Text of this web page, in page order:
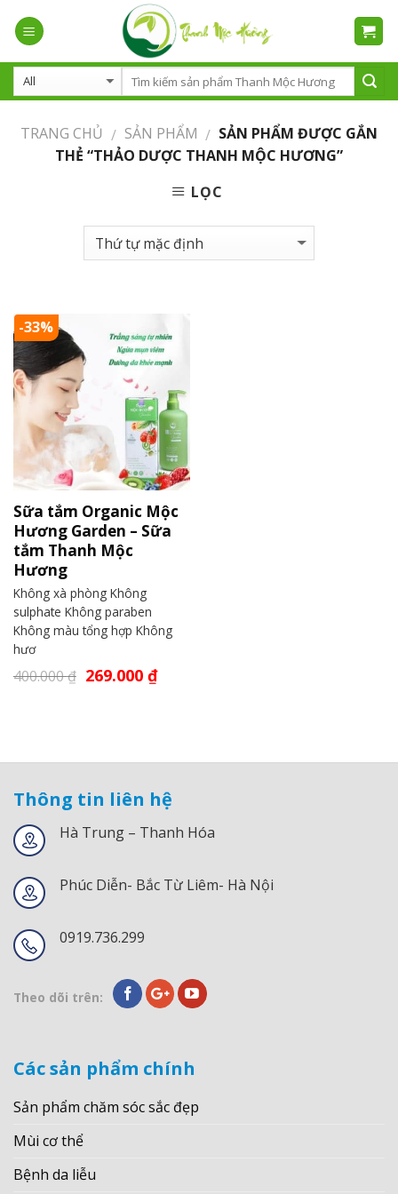
TRANG CHỦ / SẢN PHẨM / SẢN PHẨM ĐƯỢC GẮN
THẺ “THẢO DƯỢC THANH MỘC HƯƠNG”
LỌC
-33%
Sữa tắm Organic Mộc
Hương Garden – Sữa
tắm Thanh Mộc
Hương
Không xà phòng Không
sulphate Không paraben
Không màu tổng hợp Không
hươ
400.000₫ 269.000 ₫
Thông tin liên hệ
Hà Trung – Thanh Hóa
Phúc Diễn- Bắc Từ Liêm- Hà Nội
0919.736.299
Theo dõi trên:
Các sản phẩm chính
Sản phẩm chăm sóc sắc đẹp
Mùi cơ thể
Bệnh da liễu